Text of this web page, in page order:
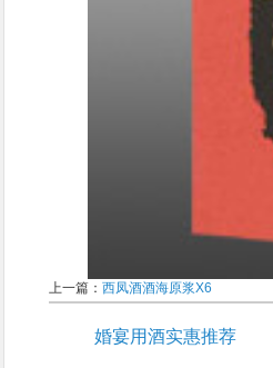
上一篇： 西凤酒酒海原浆X6
婚宴用酒实惠推荐